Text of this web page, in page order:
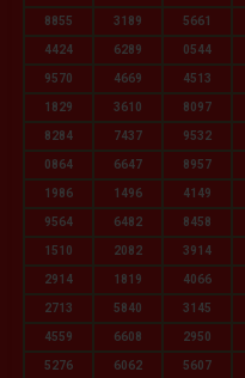
8855 3189 5661
4424 6289 0544
9570 4669 4513
1829 3610 8097
8284 7437 9532
0864 6647 8957
1986 1496 4149
9564 6482 8458
1510 2082 3914
2914 1819 4066
2713 5840 3145
4559 6608 2950
5276 6062 5607